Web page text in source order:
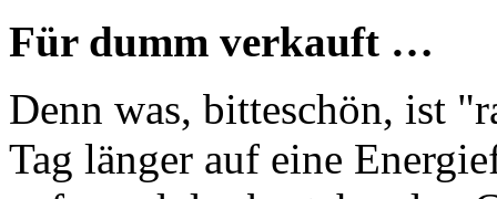
Für dumm verkauft …
Denn was, bitteschön, ist
Tag länger auf eine